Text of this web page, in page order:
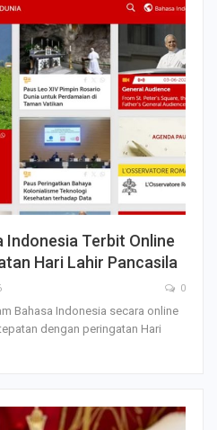
Indonesia Terbit Online
Hari Lahir Pancasila
0
Bahasa Indonesia secara online
dengan peringatan Hari